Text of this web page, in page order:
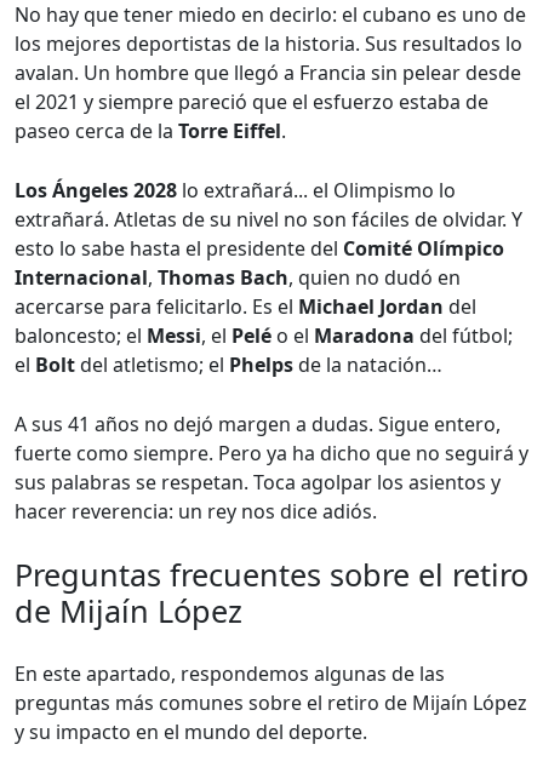
No hay que tener miedo en decirlo: el cubano es uno de
los mejores deportistas de la historia. Sus resultados lo
avalan. Un hombre que llegó a Francia sin pelear desde
el 2021 y siempre pareció que el esfuerzo estaba de
paseo cerca de la Torre Eiffel.
Los Ángeles 2028 lo extrañará... el Olimpismo lo
extrañará. Atletas de su nivel no son fáciles de olvidar. Y
esto lo sabe hasta el presidente del Comité Olímpico
Internacional, Thomas Bach, quien no dudó en
acercarse para felicitarlo. Es el Michael Jordan del
baloncesto; el Messi, el Pelé o el Maradona del fútbol;
el Boltdel atletismo; el Phelpsde la natación…
A sus 41 años no dejó margen a dudas. Sigue entero,
fuerte como siempre. Pero ya ha dicho que no seguirá y
sus palabras se respetan. Toca agolpar los asientos y
hacer reverencia: un rey nos dice adiós.
Preguntas frecuentes sobre el retiro
de Mijaín López
En este apartado, respondemos algunas de las
preguntas más comunes sobre el retiro de Mijaín López
y su impacto en el mundo del deporte.